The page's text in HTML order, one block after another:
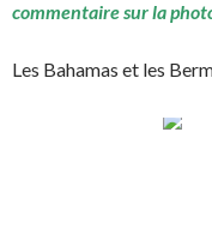
commentaire sur la
Les Bahamas et les